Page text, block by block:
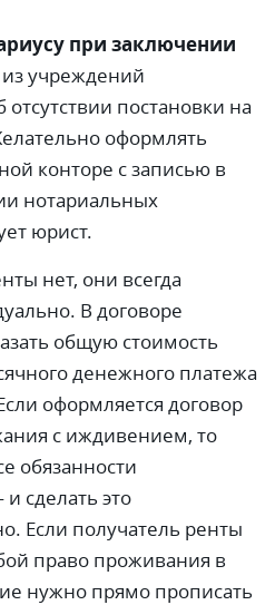
при заключении
из учреждений
постановки на
оформлять
конторе с записью в
нотариальных
юрист.
нет, они всегда
В договоре
общую стоимость
денежного платежа
оформляется договор
с иждивением, то
обязанности
и сделать это
Если получатель ренты
право проживания в
нужно прямо прописать